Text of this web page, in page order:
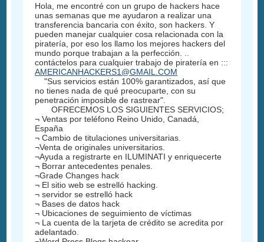
Hola, me encontré con un grupo de hackers hace
unas semanas que me ayudaron a realizar una
transferencia bancaria con éxito, son hackers. Y
pueden manejar cualquier cosa relacionada con la
piratería, por eso los llamo los mejores hackers del
mundo porque trabajan a la perfección. ..
contáctelos para cualquier trabajo de piratería en :::
AMERICANHACKERS1@GMAIL.COM
"Sus servicios están 100% garantizados, así que
no tienes nada de qué preocuparte, con su
penetración imposible de rastrear".
OFRECEMOS LOS SIGUIENTES SERVICIOS;
¬ Ventas por teléfono Reino Unido, Canadá,
España
¬ Cambio de titulaciones universitarias.
¬Venta de originales universitarios.
¬Ayuda a registrarte en ILUMINATI y enriquecerte
¬ Borrar antecedentes penales.
¬Grade Changes hack
¬ El sitio web se estrelló hacking.
¬ servidor se estrelló hack
¬ Bases de datos hack
¬ Ubicaciones de seguimiento de víctimas
¬ La cuenta de la tarjeta de crédito se acredita por
adelantado.